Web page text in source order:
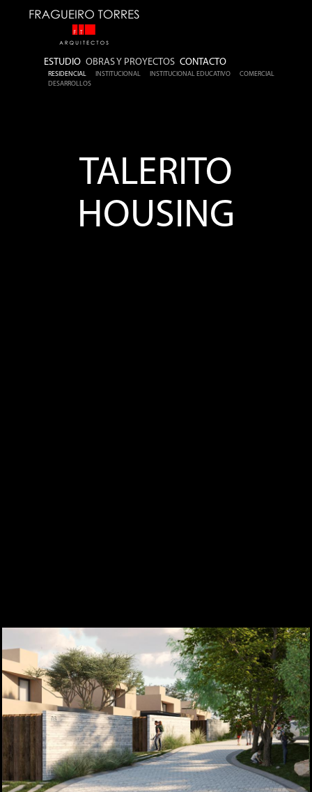
ESTUDIO OBRAS Y PROYECTOS CONTACTO
RESIDENCIAL INSTITUCIONAL INSTITUCIONAL EDUCATIVO
COMERCIAL
DESARROLLOS
TALERITO
HOUSING